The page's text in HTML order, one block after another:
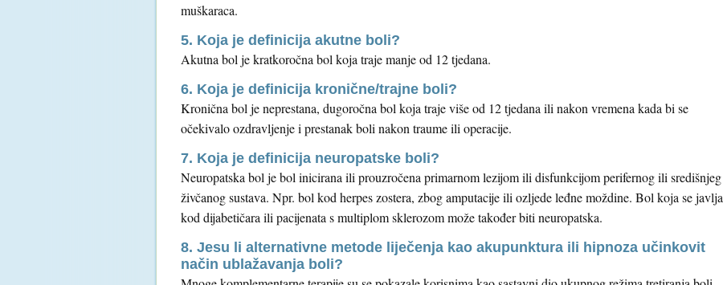
muškaraca.
5. Koja je definicija akutne boli?
Akutna bol je kratkoročna bol koja traje manje od 12 tjedana.
6. Koja je definicija kronične/trajne boli?
Kronična bol je neprestana, dugoročna bol koja traje više od 12 tjedana ili nakon vremena kada bi se
očekivalo ozdravljenje i prestanak boli nakon traume ili operacije.
7. Koja je definicija neuropatske boli?
Neuropatska bol je bol inicirana ili prouzročena primarnom lezijom ili disfunkcijom perifernog ili središnjeg
živčanog sustava. Npr. bol kod herpes zostera, zbog amputacije ili ozljede leđne moždine. Bol koja se javlja
kod dijabetičara ili pacijenata s multiplom sklerozom može također biti neuropatska.
8. Jesu li alternativne metode liječenja kao akupunktura ili hipnoza učinkovit
način ublažavanja boli?